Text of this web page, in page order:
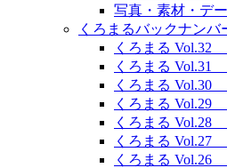
写真・素材・デ
くろまるバックナンバ
くろまる Vol.32
くろまる Vol.31
くろまる Vol.30
くろまる Vol.29
くろまる Vol.28
くろまる Vol.27
くろまる Vol.26